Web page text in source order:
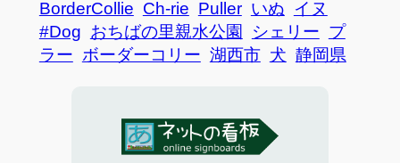
BorderCollie Ch-rie Puller いぬ イヌ
#Dog おちばの里親水公園 シェリー プ
ラー ボーダーコリー 湖西市 犬 静岡県